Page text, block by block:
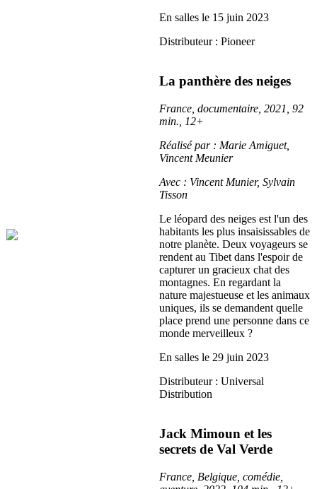
En salles le 15 juin 2023
Distributeur : Pioneer
La panthère des neiges
France, documentaire, 2021, 92
min., 12+
Réalisé par : Marie Amiguet,
Vincent Meunier
Avec : Vincent Munier, Sylvain
Tisson
Le léopard des neiges est l'un des
habitants les plus insaisissables de
notre planète. Deux voyageurs se
rendent au Tibet dans l'espoir de
capturer un gracieux chat des
montagnes. En regardant la
nature majestueuse et les animaux
uniques, ils se demandent quelle
place prend une personne dans ce
monde merveilleux ?
En salles le 29 juin 2023
Distributeur : Universal
Distribution
Jack Mimoun et les
secrets de Val Verde
France, Belgique, comédie,